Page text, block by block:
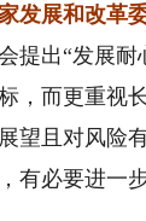
展和改革委
出“发展耐
，而更重视
望且对风险
有必要进一